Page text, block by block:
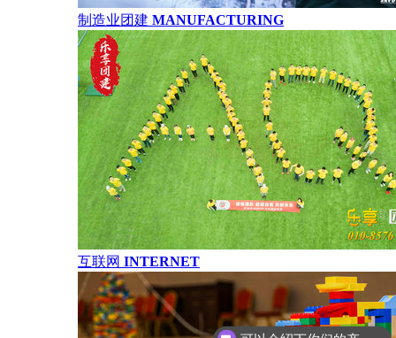
制造业团建 MANUFACTURING
互联网 INTERNET